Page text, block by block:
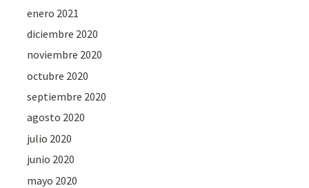
enero 2021
diciembre 2020
noviembre 2020
octubre 2020
septiembre 2020
agosto 2020
julio 2020
junio 2020
mayo 2020